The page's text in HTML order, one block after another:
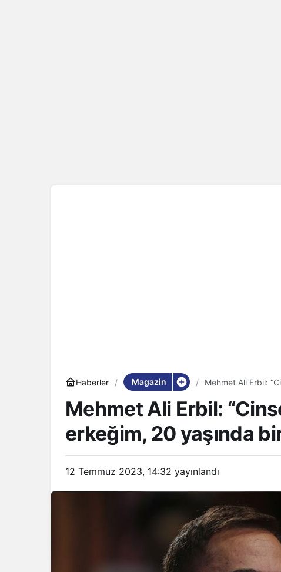
Haberler Magazin
Mehmet Ali Erbil:
Mehmet Ali Erbil:
erkeğim, 20 yaşında
12 Temmuz 2023, 14:32 yayınlandı